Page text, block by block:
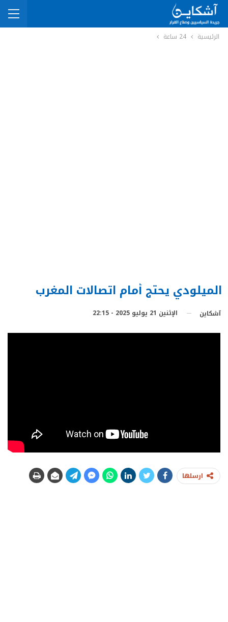
الرئيسية 24 ساعة
الميلودي يحتج أمام اتصالات المغرب
آشكاين الإثنين 21 يوليو 2025 - 22:15
ارسلها